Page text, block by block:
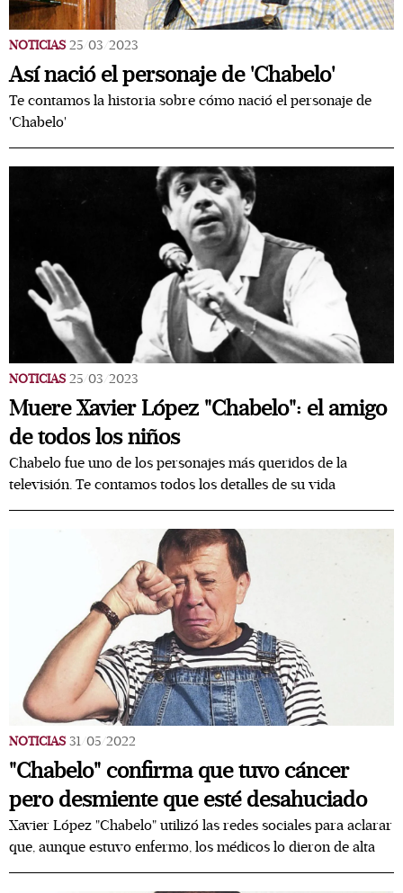
NOTICIAS 25/03/2023
Así nació el personaje de 'Chabelo'
Te contamos la historia sobre cómo nació el personaje de
'Chabelo'
NOTICIAS 25/03/2023
Muere Xavier López "Chabelo": el amigo
de todos los niños
Chabelo fue uno de los personajes más queridos de la
televisión. Te contamos todos los detalles de su vida
NOTICIAS 31/05/2022
"Chabelo" confirma que tuvo cáncer
pero desmiente que esté desahuciado
Xavier López "Chabelo" utilizó las redes sociales para aclarar
que, aunque estuvo enfermo, los médicos lo dieron de alta